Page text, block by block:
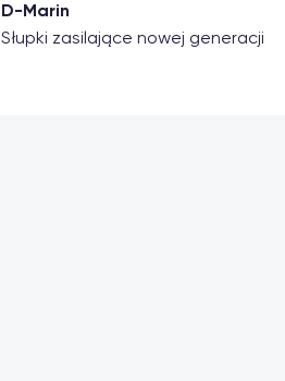
D-Marin
Słupki zasilające nowej generacji